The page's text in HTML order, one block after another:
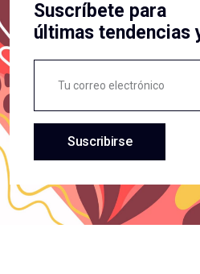
Suscríbete para
últimas tendencias
Suscribirse